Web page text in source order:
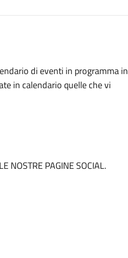
di eventi in programma in
in calendario quelle che vi
NOSTRE PAGINE SOCIAL.